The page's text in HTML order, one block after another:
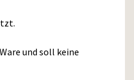
und soll keine